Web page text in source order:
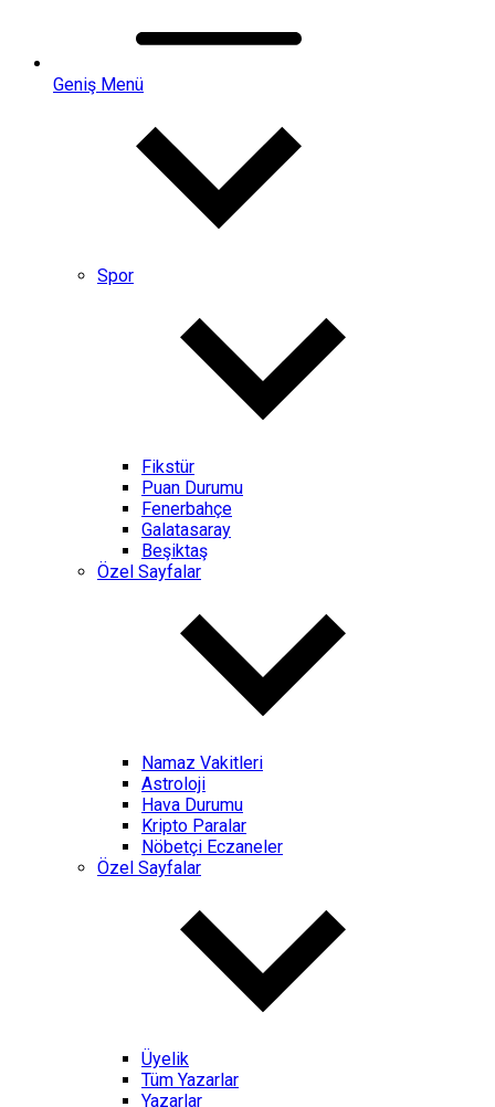
Geniş Menü
Spor
Fikstür
Puan Durumu
Fenerbahçe
Galatasaray
Beşiktaş
Özel Sayfalar
Namaz Vakitleri
Astroloji
Hava Durumu
Kripto Paralar
Nöbetçi Eczaneler
Özel Sayfalar
Üyelik
Tüm Yazarlar
Yazarlar